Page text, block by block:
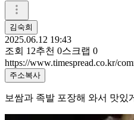
김숙희
2025.06.12 19:43
조회 12추천 0스크랩 0
https://www.timespread.co.kr/
주소복사
보쌈과 족발 포장해 와서 맛있